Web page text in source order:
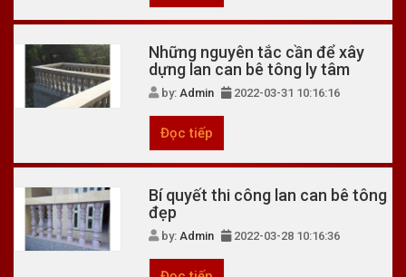
Những nguyên tắc cần để xây
dựng lan can bê tông ly tâm
by:Admin 2022-03-31 10:16:16
Đọc tiếp
Bí quyết thi công lan can bê tông
đẹp
by:Admin 2022-03-28 10:16:36